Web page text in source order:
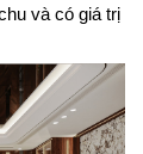
và có giá trị